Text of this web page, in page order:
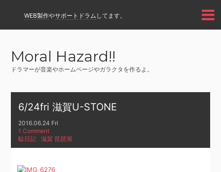
WEB製作やサポートドラム してます。
Moral Hazard!!
ドラマーが音楽やホームページやガラクタを作るよ。
6/24fri 滋賀U-STONE
2016.06.24 Fri
1 Comment
駄日記
滋賀,琵琶湖